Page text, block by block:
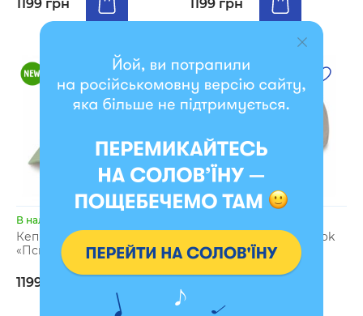
1199 грн 1199 грн
В наличии
Кепка ORNER x Maliunok
«Психушка» оливковая
1199 грн
Кепка ORNER x Maliunok
«Клуб кислых хлебал»
бежевая